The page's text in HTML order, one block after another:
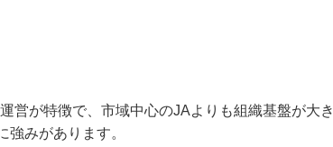
営が特徴で、市域中心のJAよりも組織基盤が大き
みがあります。